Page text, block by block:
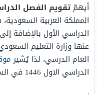
أيهمّ تقويم الفصل الدراسي
المملكة العربية
الدراسي الأول بالإضافة
عنها وزارة التعليم
العام الدرسي، لذا يُشير
الدراسي الاول 1446 في السعودية.